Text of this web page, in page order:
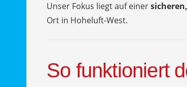
Unser Fokus liegt auf einer
Ort in Hoheluft-West.
So funktioniert